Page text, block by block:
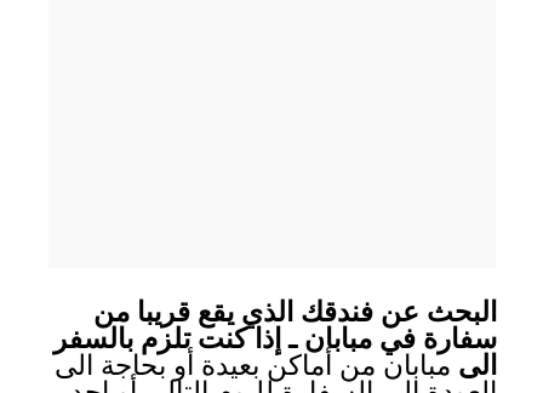
البحث عن فندقك الذي يقع قريبا من
سفارة في مبابان ـ إذا كنت تلزم بالسفر
الى مبابان من أماكن بعيدة أو بحاجة الى